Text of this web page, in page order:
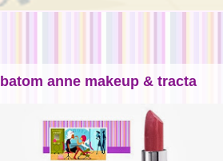
batom anne makeup & tracta